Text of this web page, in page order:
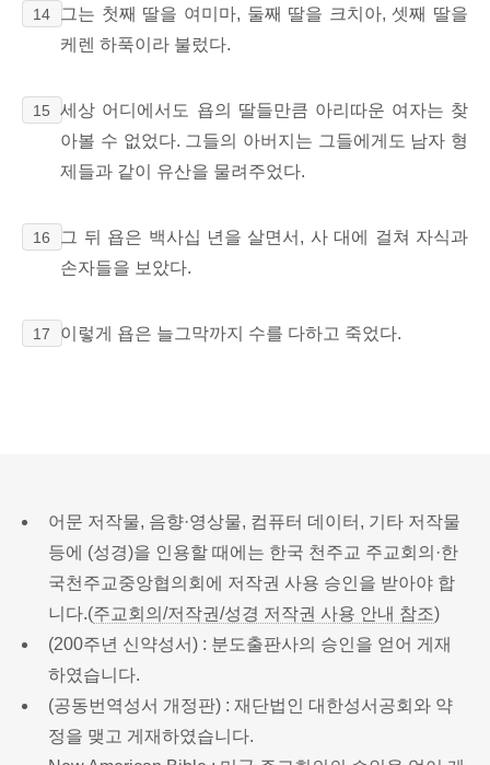
14 그는 첫째 딸을 여미마, 둘째 딸을 크치아, 셋째 딸을
케렌 하푹이라 불렀다.
15
세상 어디에서도 욥의 딸들만큼 아리따운 여자는 찾
아볼 수 없었다. 그들의 아버지는 그들에게도 남자 형
제들과 같이 유산을 물려주었다.
16 그 뒤 욥은 백사십 년을 살면서, 사 대에 걸쳐 자식과
손자들을 보았다.
17 이렇게 욥은 늘그막까지 수를 다하고 죽었다.
어문 저작물, 음향·영상물, 컴퓨터 데이터, 기타 저작물
등에 (성경)을 인용할 때에는 한국 천주교 주교회의·한
국천주교중앙협의회에 저작권 사용 승인을 받아야 합
니다.(주교회의/저작권/성경 저작권 사용 안내 참조)
(200주년 신약성서) : 분도출판사의 승인을 얻어 게재
하였습니다.
(공동번역성서 개정판) : 재단법인 대한성서공회와 약
정을 맺고 게재하였습니다.